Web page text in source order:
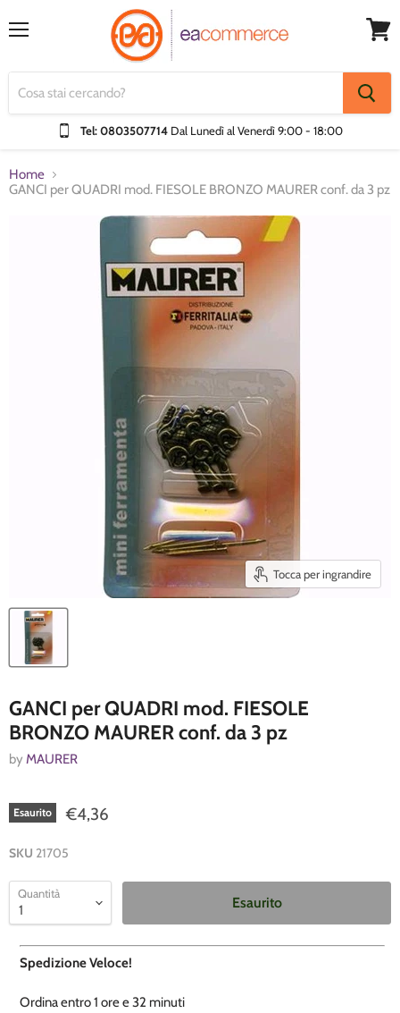
Tel: 0803507714 Dal Lunedì al Venerdì9:00 - 18:00
Home
GANCI per QUADRI mod. FIESOLE BRONZO MAURER conf. da 3 pz
Tocca per ingrandire
GANCI per QUADRI mod. FIESOLE
BRONZO MAURER conf. da 3 pz
by MAURER
Esaurito €4,36
SKU 21705
Quantità
Esaurito
Spedizione Veloce!
Ordina entro1 ore e32 minuti